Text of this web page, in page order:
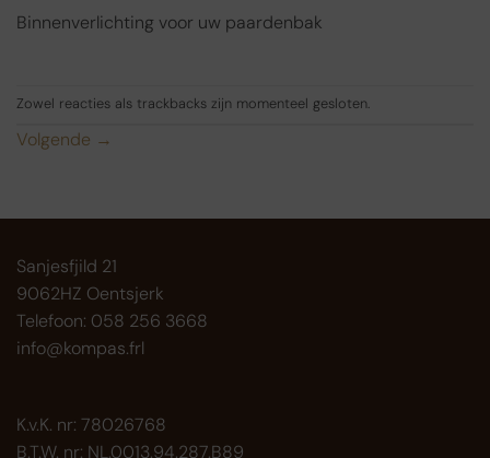
Binnenverlichting voor uw paardenbak
Zowel reacties als trackbacks zijn momenteel gesloten.
Volgende →
Sanjesfjild 21
9062HZ Oentsjerk
Telefoon: 058 256 3668
info@kompas.frl
K.v.K. nr: 78026768
B.T.W. nr: NL.0013.94.287.B89